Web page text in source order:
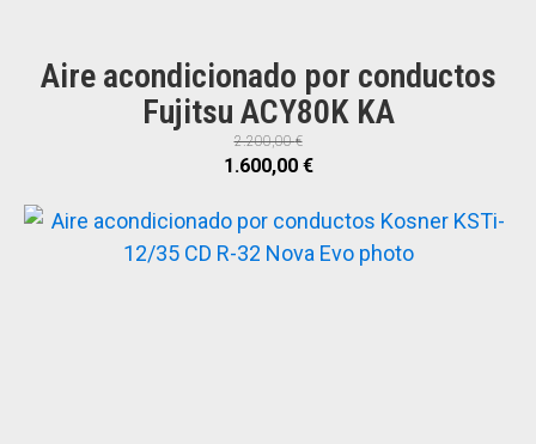
Aire acondicionado por conductos
Fujitsu ACY80K KA
2.200,00€
El
original
era:
1.600,00 €El
actual
es: